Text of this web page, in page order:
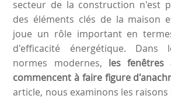
secteur de la construction n'est
des éléments clés de la maison
joue un rôle important en
d'efficacité énergétique. Dans
normes modernes, les fenêtres
commencent à faire figure
article, nous examinons les